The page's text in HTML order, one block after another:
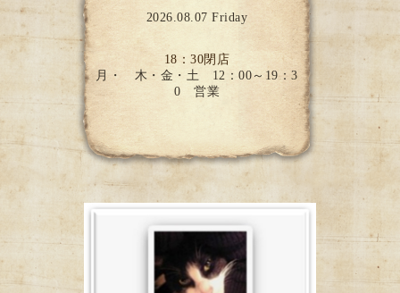
2026.08.07 Friday
18：30閉店
月・ 木・金・土 12：00～19：3
0 営業